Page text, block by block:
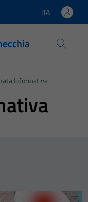
Lingua attiva:
ITA
Informativa